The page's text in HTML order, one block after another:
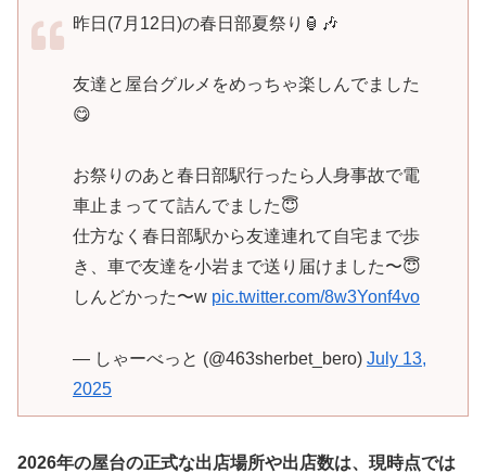
昨日(7月12日)の春日部夏祭り🏮🎶
友達と屋台グルメをめっちゃ楽しんでました
😋
お祭りのあと春日部駅行ったら人身事故で電
車止まってて詰んでました😇
仕方なく春日部駅から友達連れて自宅まで歩
き、車で友達を小岩まで送り届けました〜😇
しんどかった〜w pic.twitter.com/8w3Yonf4vo
— しゃーべっと (@463sherbet_bero) July 13,
2025
2026年の屋台の正式な出店場所や出店数は、現時点では